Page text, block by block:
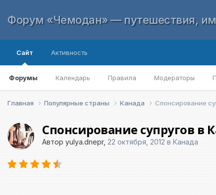
Форум «Чемодан» — путешествия,
Сайт
Форумы Календарь Правила Модераторы
Активность
Главная Популярные страны Канада Спонсирование
Спонсирование супругов в
Автор yulya.dnepr, 22 октября, 2012 в Канада